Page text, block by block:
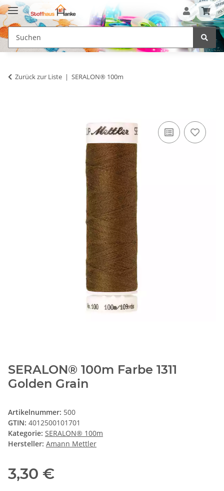
Zurück zur Liste SERALON® 100m
SERALON® 100m Farbe 1311
Golden Grain
Artikelnummer: 500
GTIN: 4012500101701
Kategorie: SERALON® 100m
Hersteller: Amann Mettler
3,30 €